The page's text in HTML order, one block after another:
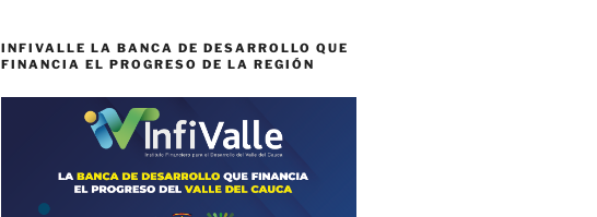
INFIVALLE LA BANCA DE DESARROLLO QUE
FINANCIA EL PROGRESO DE LA REGIÓN